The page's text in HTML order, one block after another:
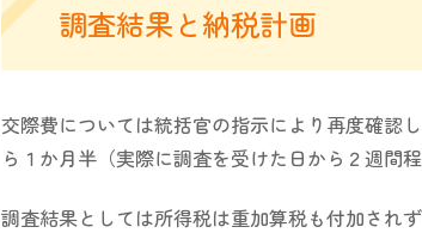
調査結果と納税計画
交際費については統括官の指示により再度確認
ら１か月半（実際に調査を受けた日から２週間
調査結果としては所得税は重加算税も付加され